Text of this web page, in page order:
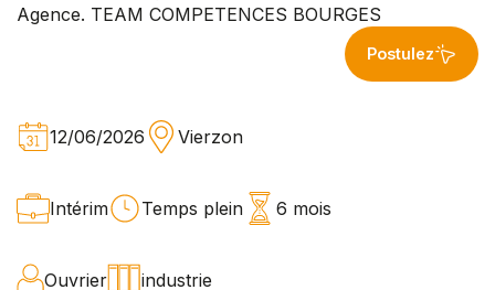
Agence. TEAM COMPETENCES BOURGES
Postulez
12/06/2026 Vierzon
Intérim Temps plein 6 mois
Ouvrier industrie